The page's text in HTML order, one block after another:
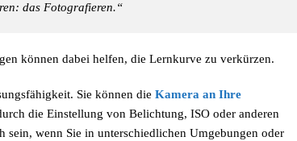
das Fotografieren.“
können dabei helfen, die Lernkurve zu verkürzen.
Sie können die Kamera an Ihre
die Einstellung von Belichtung, ISO oder anderen
wenn Sie in unterschiedlichen Umgebungen oder